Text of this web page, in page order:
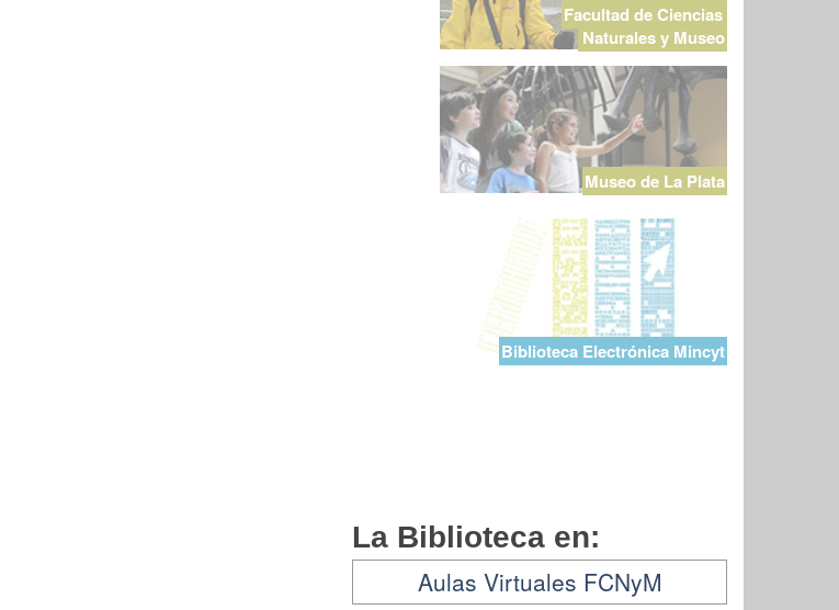
Facultad de Ciencias
Naturales y Museo
Museo de La Plata
Biblioteca Electrónica Mincyt
La Biblioteca en:
Aulas Virtuales FCNyM